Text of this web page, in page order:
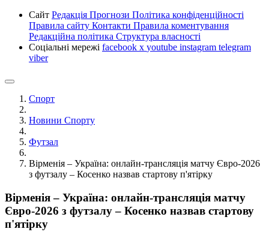
Сайт Редакція Прогнози Політика конфіденційності
Правила сайту Контакти Правила коментування
Редакційна політика Структура власності
Соціальні мережі facebook x youtube instagram telegram
viber
Спорт
Новини Спорту
Футзал
Вірменія – Україна: онлайн-трансляція матчу Євро-2026
з футзалу – Косенко назвав стартову п'ятірку
Вірменія – Україна: онлайн-трансляція матчу
Євро-2026 з футзалу – Косенко назвав стартову
п'ятірку